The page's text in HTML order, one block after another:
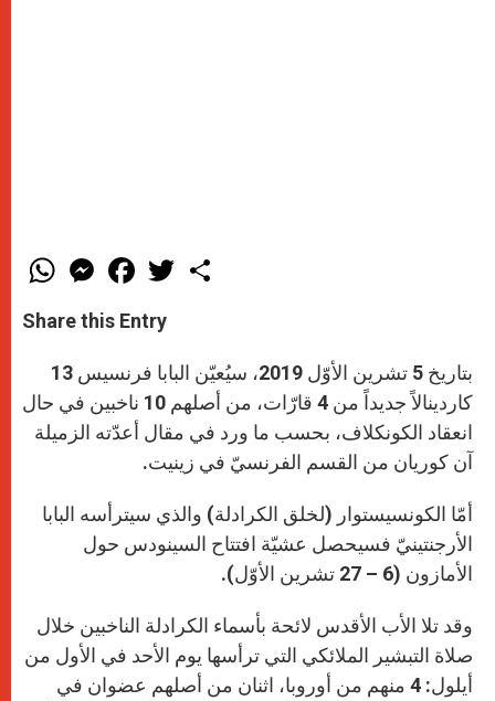
W
h
t
s
p
p
M
e
s
e
g
e
r
F
a
e
b
o
k
w
r
Share this Entry
بتاريخ 5 تشرين الأوّل 2019، سيُعيّن البابا فرنسيس 13
كاردينالاً جديداً من 4 قارّات، من أصلهم 10 ناخبين في حال
انعقاد الكونكلاف، بحسب ما ورد في مقال أعدّته الزميلة
آن كوريان من القسم الفرنسيّ في زينيت.
أمّا الكونسيستوار (لخلق الكرادلة) والذي سيترأسه البابا
الأرجنتينيّ فسيحصل عشيّة افتتاح السينودس حول
الأمازون (6 – 27 تشرين الأوّل).
وقد تلا الأب الأقدس لائحة بأسماء الكرادلة الناخبين خلال
صلاة التبشير الملائكي التي ترأسها يوم الأحد في الأول من
أيلول: 4 منهم من أوروبا، اثنان من أصلهم عضوان في